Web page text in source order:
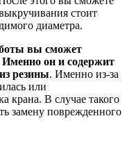
стоит
диаметра.
вы сможет
он и содержит
резины. Именно из-за
или
крана. В случае такого
замену поврежденного